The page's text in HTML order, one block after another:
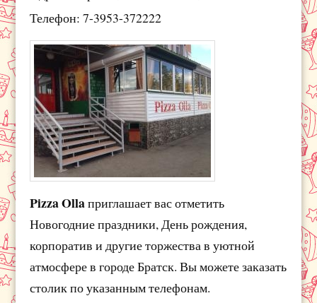
Телефон: 7-3953-372222
Pizza Ollaприглашает вас отметить
Новогодние праздники, День рождения,
корпоратив и другие торжества в уютной
атмосфере в городе Братск. Вы можете заказать
столик по указанным телефонам.